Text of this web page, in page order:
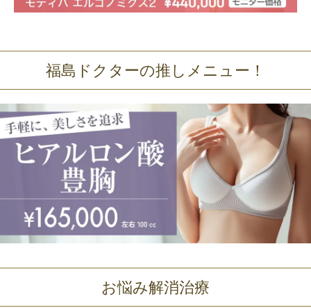
福島ドクターの推しメニュー！
お悩み解消治療